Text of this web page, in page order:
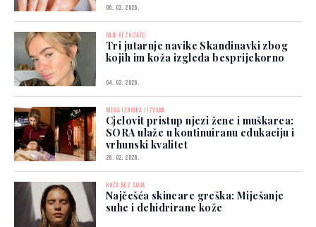
06. 03. 2026.
DAJE REZULTATE
Tri jutarnje navike Skandinavki zbog
kojih im koža izgleda besprijekorno
04. 03. 2026.
NJEGA IZNUTRA I IZVANA
Cjelovit pristup njezi žene i muškarca:
SORA ulaže u kontinuiranu edukaciju i
vrhunski kvalitet
26. 02. 2026.
KOŽA BEZ SJAJA
Najčešća skincare greška: Miješanje
suhe i dehidrirane kože